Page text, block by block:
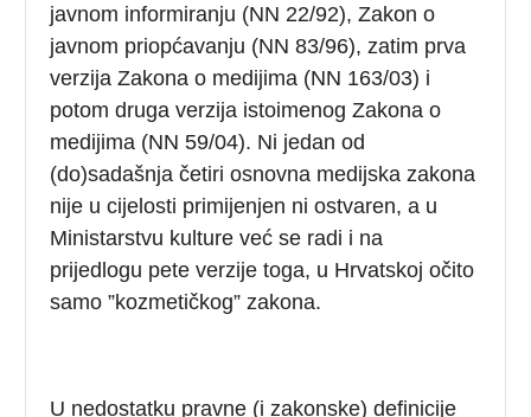
javnom informiranju (NN 22/92), Zakon o
javnom priopćavanju (NN 83/96), zatim prva
verzija Zakona o medijima (NN 163/03) i
potom druga verzija istoimenog Zakona o
medijima (NN 59/04). Ni jedan od
(do)sadašnja četiri osnovna medijska zakona
nije u cijelosti primijenjen ni ostvaren, a u
Ministarstvu kulture već se radi i na
prijedlogu pete verzije toga, u Hrvatskoj očito
samo ”kozmetičkog” zakona.
U nedostatku pravne (i zakonske) definicije